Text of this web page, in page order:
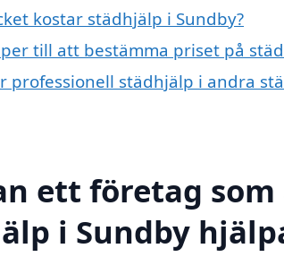
kostar städhjälp i Sundby?
till att bestämma priset på
professionell städhjälp i andra
ett företag
i Sundby